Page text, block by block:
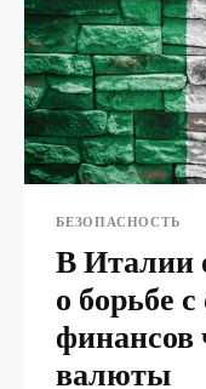
БЕЗОПАСНОСТЬ
В Италии
о борьбе
финансов
валюты